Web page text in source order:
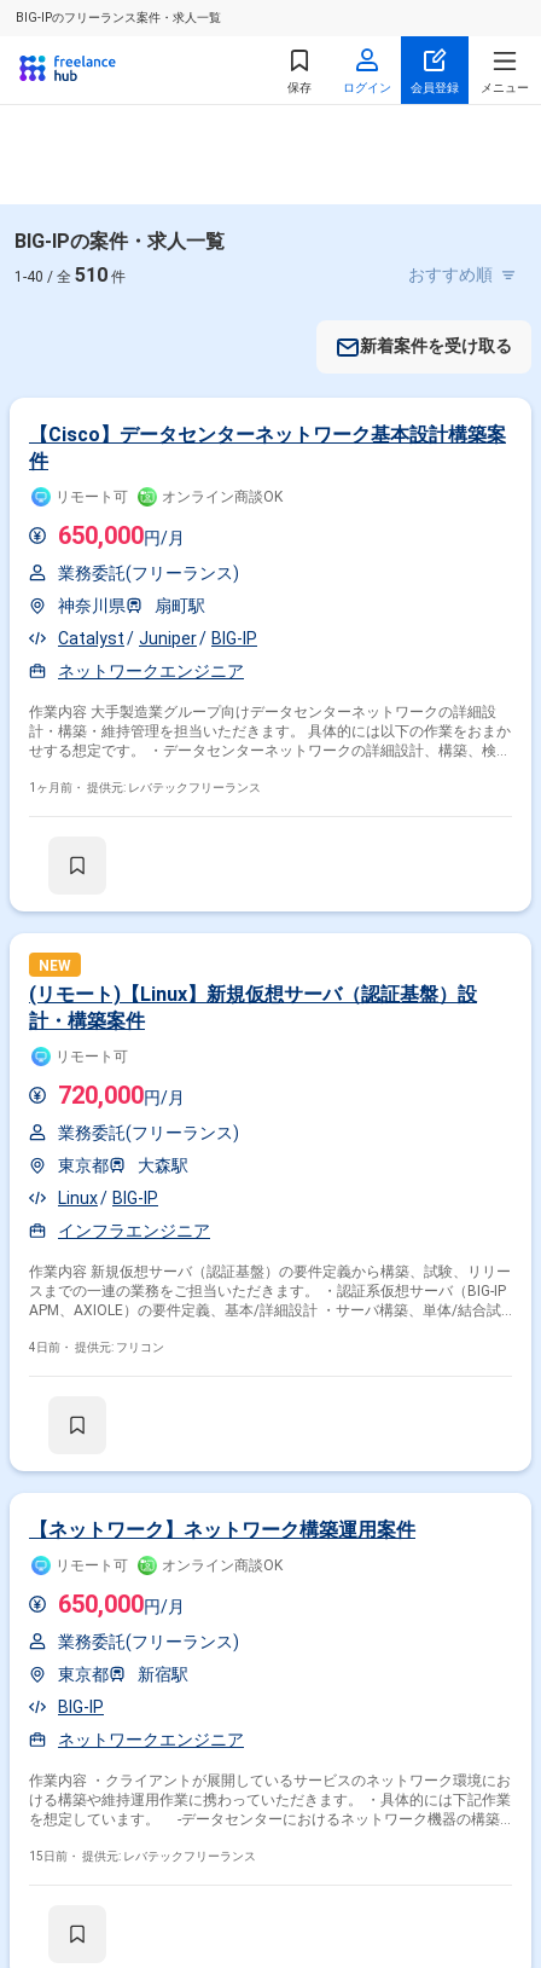
BIG-IPのフリーランス案件・求人一覧
保存 ログイン 会員登録 メニュー
BIG-IPの案件・求人一覧
1-40 / 全 510 件
新着案件を受け取る
【Cisco】データセンターネットワーク基本設計構築案
件
リモート可 オンライン商談OK
650,000円/月
業務委託(フリーランス)
神奈川県
扇町駅
Catalyst
Juniper
BIG-IP
ネットワークエンジニア
作業内容 大手製造業グループ向けデータセンターネットワークの詳細設
計・構築・維持管理を担当いただきます。 具体的には以下の作業をおまか
せする想定です。 ・データセンターネットワークの詳細設計、構築、検
Arista、Fortinet、F5(BIG-IP)、Juniper等を用いたネットワーク機器の設定
1ヶ月前・ 提供元: レバテックフリーランス
NEW
(リモート)【Linux】新規仮想サーバ（認証基盤）設
計・構築案件
リモート可
720,000円/月
業務委託(フリーランス)
東京都
大森駅
Linux
BIG-IP
インフラエンジニア
作業内容 新規仮想サーバ（認証基盤）の要件定義から構築、試験、リリー
スまでの一連の業務をご担当いただきます。 ・認証系仮想サーバ（BIG-IP
APM、AXIOLE）の要件定義、基本/詳細設計 ・サーバ構築、単体/結合試
4日前・ 提供元: フリコン
【ネットワーク】ネットワーク構築運用案件
リモート可 オンライン商談OK
650,000円/月
業務委託(フリーランス)
東京都
新宿駅
BIG-IP
ネットワークエンジニア
作業内容 ・クライアントが展開しているサービスのネットワーク環境にお
ける構築や維持運用作業に携わっていただきます。 ・具体的には下記作業
を想定しています。 -データセンターにおけるネットワーク機器の構築
管理の推進
15日前・ 提供元: レバテックフリーランス